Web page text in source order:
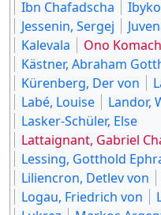
Ibn Chafadscha
Jessenin, Sergej
Kalevala
Ono
Kästner, Abraham
Kürenberg, Der von
Labé, Louise
Landor,
Lasker-Schüler, Else
Lattaignant, Gabriel
Lessing, Gotthold
Liliencron, Detlev von
Logau, Friedrich von